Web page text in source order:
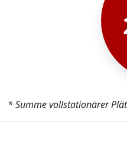
* Summe vollstationärer